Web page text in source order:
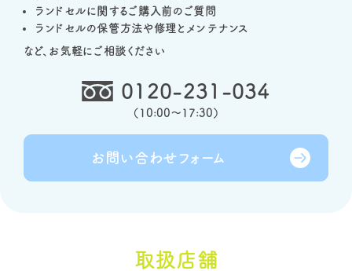
ランドセルに関するご購入前のご質問
ランドセルの保管方法や修理とメンテナンス
など、お気軽にご相談ください
0120-231-034
（ 10:00～17:30）
お問い合わせ フォーム
取扱店舗